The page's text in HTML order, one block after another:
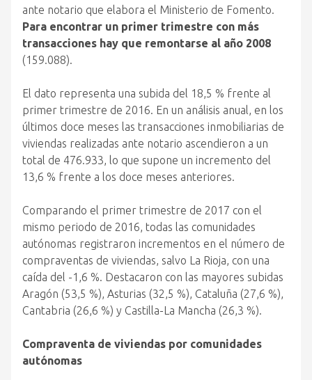
ante notario que elabora el Ministerio de Fomento.
Para encontrar un primer trimestre con más
transacciones hay que remontarse al año 2008
(159.088).
El dato representa una subida del 18,5 % frente al
primer trimestre de 2016. En un análisis anual, en los
últimos doce meses las transacciones inmobiliarias de
viviendas realizadas ante notario ascendieron a un
total de 476.933, lo que supone un incremento del
13,6 % frente a los doce meses anteriores.
Comparando el primer trimestre de 2017 con el
mismo periodo de 2016, todas las comunidades
autónomas registraron incrementos en el número de
compraventas de viviendas, salvo La Rioja, con una
caída del -1,6 %. Destacaron con las mayores subidas
Aragón (53,5 %), Asturias (32,5 %), Cataluña (27,6 %),
Cantabria (26,6 %) y Castilla-La Mancha (26,3 %).
Compraventa de viviendas por comunidades
autónomas